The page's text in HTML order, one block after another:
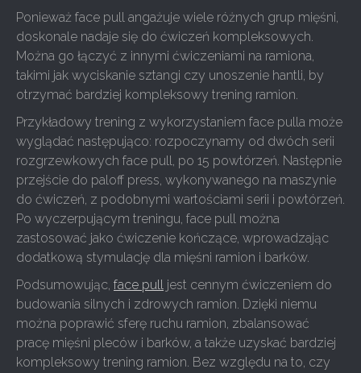
Ponieważ face pull angażuje wiele różnych grup mięśni,
doskonale nadaje się do ćwiczeń kompleksowych.
Można go łączyć z innymi ćwiczeniami na ramiona,
takimi jak wyciskanie sztangi czy unoszenie hantli, by
otrzymać bardziej kompleksowy trening ramion.
Przykładowy trening z wykorzystaniem face pulla może
wyglądać następująco: rozpoczynamy od dwóch serii
rozgrzewkowych face pull, po 15 powtórzeń. Następnie
przejście do paloff press, wykonywanego na maszynie
do ćwiczeń, z podobnymi wartościami serii i powtórzeń.
Po wyczerpującym treningu, face pull można
zastosować jako ćwiczenie kończące, wprowadzając
dodatkową stymulację dla mięśni ramion i barków.
Podsumowując, face pull jest cennym ćwiczeniem do
budowania silnych i zdrowych ramion. Dzięki niemu
można poprawić sferę ruchu ramion, zbalansować
pracę mięśni pleców i barków, a także uzyskać bardziej
kompleksowy trening ramion. Bez względu na to, czy